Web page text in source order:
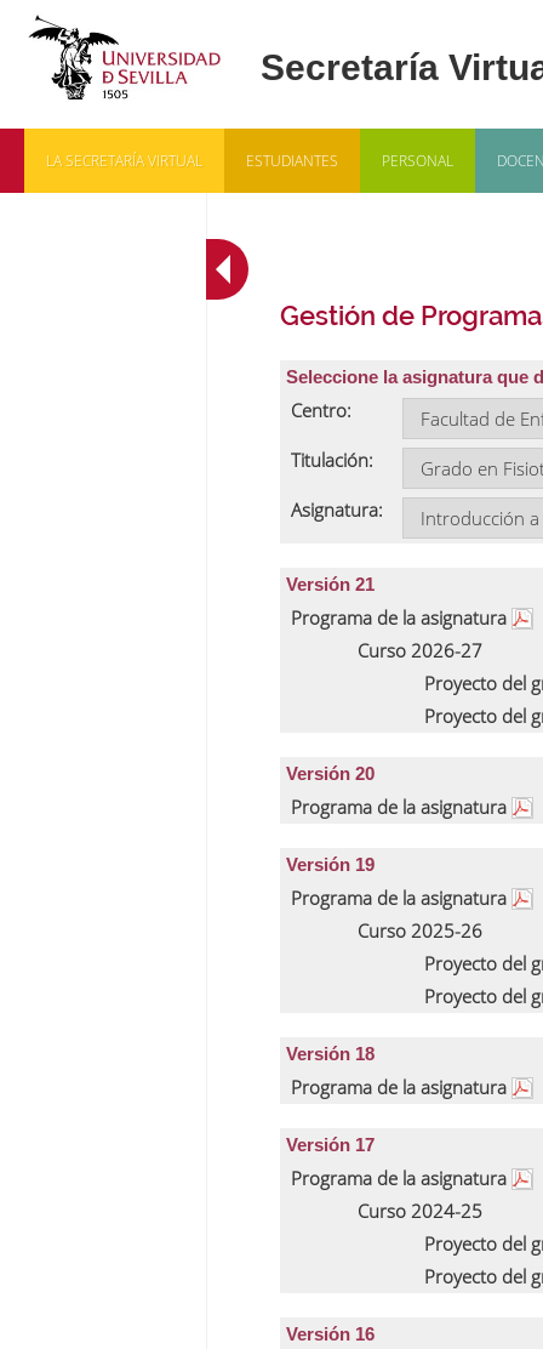
LA SECRETARÍA VIRTUAL ESTUDIANTES PERSONAL
Gestión de
Seleccione la asignatura que
Centro:
Titulación:
Asignatura:
Versión 21
Programa de la asignatura
Curso 2026-27
Proyecto del
Proyecto del
Versión 20
Programa de la asignatura
Versión 19
Programa de la asignatura
Curso 2025-26
Proyecto del
Proyecto del
Versión 18
Programa de la asignatura
Versión 17
Programa de la asignatura
Curso 2024-25
Proyecto del
Proyecto del
Versión 16